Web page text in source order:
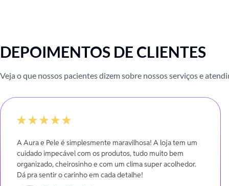
DEPOIMENTOS DE CLIENTES
Veja o que nossos pacientes dizem sobre nossos serviços e
A Aura e Pele é simplesmente maravilhosa! A loja tem um
cuidado impecável com os produtos, tudo muito bem
organizado, cheirosinho e com um clima super acolhedor.
Dá pra sentir o carinho em cada detalhe!